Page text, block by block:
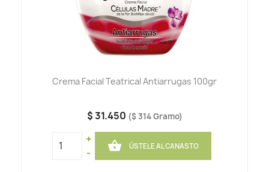
Crema Facial Teatrical Antiarrugas 100gr
$ 31.450 ($ 314 Gramo)
+
-
 ÚSTELE AL CANASTO